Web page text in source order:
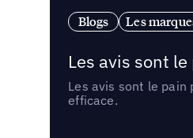
Blogs Les
Les avis sont
Les avis sont le
efficace.